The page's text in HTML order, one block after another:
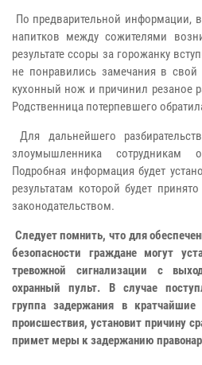
По предварительной информации,
напитков между сожителями
результате ссоры за горожанку
не понравились замечания в
кухонный нож и причинил резаное
Родственница потерпевшего
Для дальнейшего
злоумышленника сотрудникам
Подробная информация будет
результатам которой будет
законодательством.
Следует помнить, что для
безопасности граждане могут
тревожной сигнализации с
охранный пульт. В случае
группа задержания в
происшествия, установит причину
примет меры к задержанию